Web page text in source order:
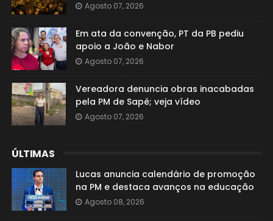
Agosto 07, 2026
Em ata da convenção, PT da PB pediu
apoio a João e Nabor
Agosto 07, 2026
Vereadora denuncia obras inacabadas
pela PM de Sapé; veja vídeo
Agosto 07, 2026
ÚLTIMAS
Lucas anuncia calendário de promoção
na PM e destaca avanços na educação
Agosto 08, 2026